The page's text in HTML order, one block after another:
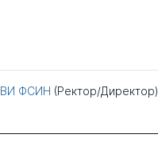
ВИ ФСИН (Ректор/Директор)